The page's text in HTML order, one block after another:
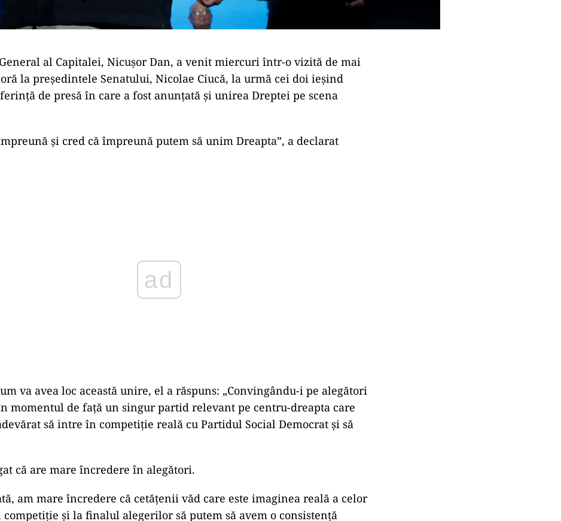
al Capitalei, Nicuşor Dan, a venit miercuri într-o vizită de mai
la preşedintele Senatului, Nicolae Ciucă, la urmă cei doi ieşind
de presă în care a fost anunţată şi unirea Dreptei pe scena
şi cred că împreună putem să unim Dreapta”, a declarat
va avea loc această unire, el a răspuns: „Convingându-i pe alegători
momentul de faţă un singur partid relevant pe centru-dreapta care
să intre în competiţie reală cu Partidul Social Democrat şi să
că are mare încredere în alegători.
am mare încredere că cetăţenii văd care este imaginea reală a celor
şi la finalul alegerilor să putem să avem o consistenţă